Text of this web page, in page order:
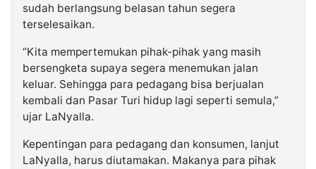
sudah berlangsung belasan tahun segera
terselesaikan.
“Kita mempertemukan pihak-pihak yang masih
bersengketa supaya segera menemukan jalan
keluar. Sehingga para pedagang bisa berjualan
kembali dan Pasar Turi hidup lagi seperti semula,”
ujar LaNyalla.
Kepentingan para pedagang dan konsumen, lanjut
LaNyalla, harus diutamakan. Makanya para pihak